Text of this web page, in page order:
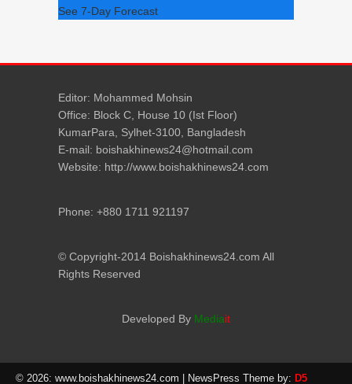
See 7-Day Forecast
Editor: Mohammed Mohsin
Office: Block C, House 10 (Ist Floor)
KumarPara, Sylhet-3100, Bangladesh
E-mail: boishakhinews24@hotmail.com
Website: http://www.boishakhinews24.com
Phone: +880 1711 921197
© Copyright-2014 Boishakhinews24.com All
Rights Reserved
Developed By Mediait
© 2026: www.boishakhinews24.com | NewsPress Theme by: D5